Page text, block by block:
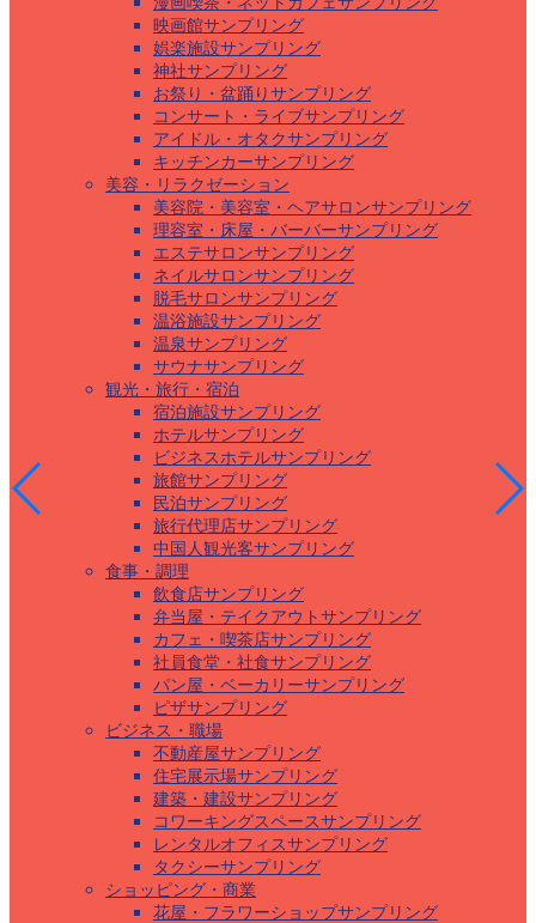
映画館サンプリング
娯楽施設サンプリング
神社サンプリング
お祭り・盆踊りサンプリング
コンサート・ライブサンプリング
アイドル・オタクサンプリング
キッチンカーサンプリング
美容・リラクゼーション
美容院・美容室・ヘアサロンサンプリング
理容室・床屋・バーバーサンプリング
エステサロンサンプリング
ネイルサロンサンプリング
脱毛サロンサンプリング
温浴施設サンプリング
温泉サンプリング
サウナサンプリング
観光・旅行・宿泊
宿泊施設サンプリング
ホテルサンプリング
ビジネスホテルサンプリング
旅館サンプリング
民泊サンプリング
旅行代理店サンプリング
中国人観光客サンプリング
食事・調理
飲食店サンプリング
弁当屋・テイクアウトサンプリング
カフェ・喫茶店サンプリング
社員食堂・社食サンプリング
パン屋・ベーカリーサンプリング
ピザサンプリング
ビジネス・職場
不動産屋サンプリング
住宅展示場サンプリング
建築・建設サンプリング
コワーキングスペースサンプリング
レンタルオフィスサンプリング
タクシーサンプリング
ショッピング・商業
花屋・フラワーショップサンプリング